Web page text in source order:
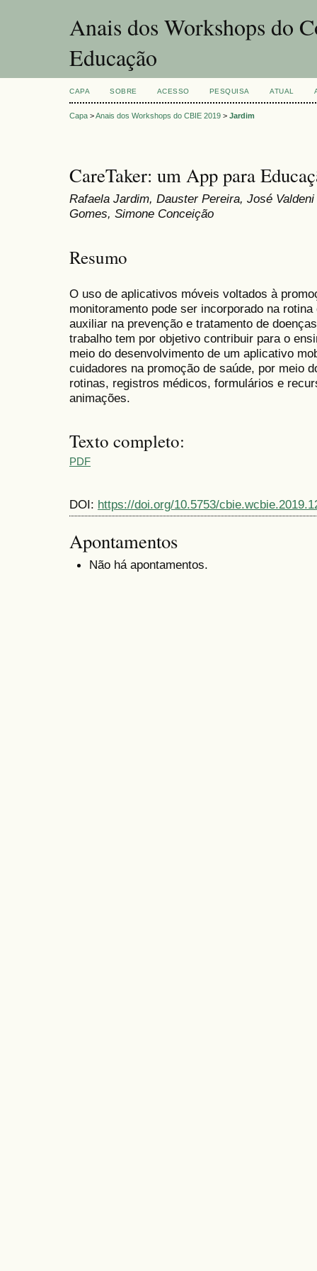
Anais dos Workshops do
Educação
CAPA SOBRE ACESSO PESQUISA ATUAL
Capa >Anais dos Workshops do CBIE 2019 > Jardim
CareTaker: um App para
Rafaela Jardim, Dauster Pereira, José
Gomes, Simone Conceição
Resumo
O uso de aplicativos móveis voltados à
monitoramento pode ser incorporado na
auxiliar na prevenção e tratamento de
trabalho tem por objetivo contribuir para o
meio do desenvolvimento de um aplicativo
cuidadores na promoção de saúde, por meio
rotinas, registros médicos, formulários e
animações.
Texto completo:
PDF
DOI: https://doi.org/10.5753/
Apontamentos
Não há apontamentos.